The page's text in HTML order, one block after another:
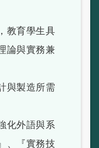
教育學生具
論與實務兼
與製造所需
化外語與系
、『實務技